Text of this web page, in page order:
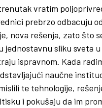
vratim
prebrzo odbacuju
nova rešenja, zato što
jednostavnu sliku sveta
ispravnom. Kada
naučne
te tehnologije,
i pokušaju da im